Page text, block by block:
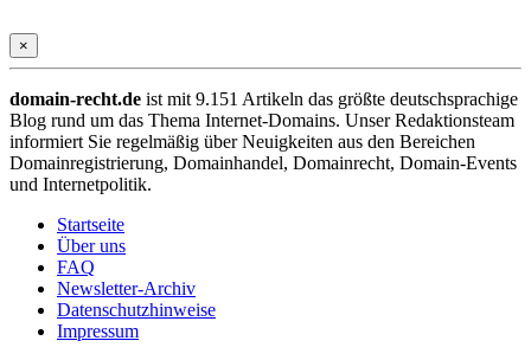
×
domain-recht.de ist mit 9.151 Artikeln das größte deutschsprachige
Blog rund um das Thema Internet-Domains. Unser Redaktionsteam
informiert Sie regelmäßig über Neuigkeiten aus den Bereichen
Domainregistrierung, Domainhandel, Domainrecht, Domain-Events
und Internetpolitik.
Startseite
Über uns
FAQ
Newsletter-Archiv
Datenschutzhinweise
Impressum